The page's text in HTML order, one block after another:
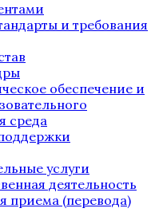
и требования
обеспечение и
среда
услуги
деятельность
приема (перевода)